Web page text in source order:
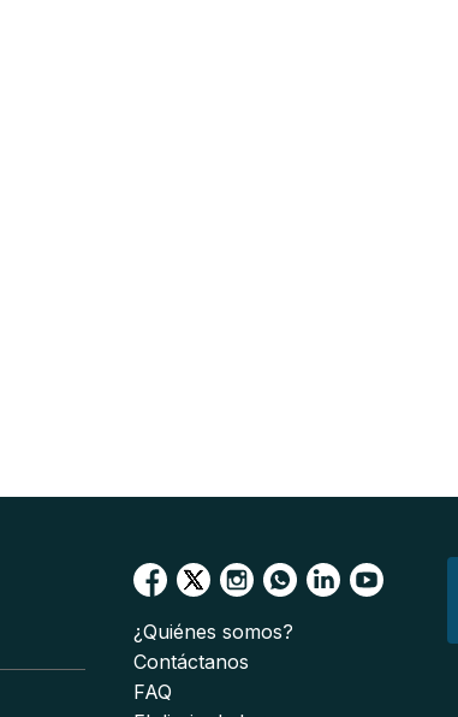
¿Quiénes somos?
Contáctanos
FAQ